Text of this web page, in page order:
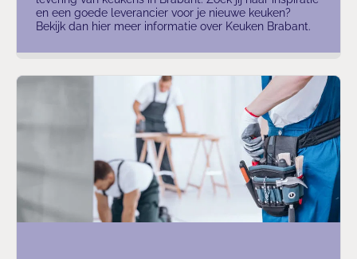
en een goede leverancier voor je nieuwe keuken?
Bekijk dan hier meer informatie over Keuken Brabant.